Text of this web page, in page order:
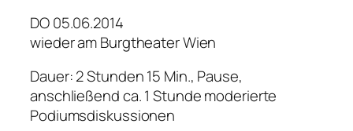
DO 05.06.2014
wieder am Burgtheater Wien
Dauer: 2 Stunden 15 Min., Pause,
anschließend ca. 1 Stunde moderierte
Podiumsdiskussionen